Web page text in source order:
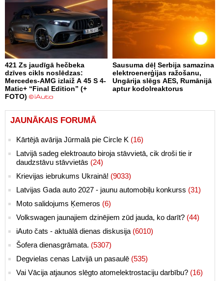
421 Zs jaudīgā hečbeka
dzīves cikls noslēdzas:
Mercedes-AMG izlaiž A 45 S 4-
Matic+ “Final Edition” (+
FOTO)
Sausuma dēļ Serbija samazina
elektroenerģijas ražošanu,
Ungārija slēgs AES, Rumānijā
aptur kodolreaktorus
JAUNĀKAIS FORUMĀ
Kārtējā avārija Jūrmalā pie Circle K (16)
Latvijā sadeg elektroauto biroja stāvvietā, cik droši tie ir
daudzstāvu stāvvietās (24)
Krievijas iebrukums Ukrainā! (9033)
Latvijas Gada auto 2027 - jaunu automobiļu konkurss (31)
Moto salidojums Ķemeros (6)
Volkswagen jaunajiem dzinējiem zūd jauda, ko darīt? (44)
iAuto čats - aktuālā dienas diskusija (6010)
Šofera dienasgrāmata. (5307)
Degvielas cenas Latvijā un pasaulē (535)
Vai Vācija atjaunos slēgto atomelektrostaciju darbību? (16)